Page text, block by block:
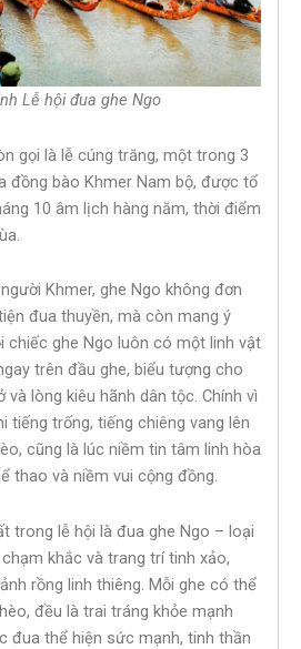
Lễ hội đua ghe Ngo
gọi là lễ cúng trăng, một trong 3
đồng bào Khmer Nam bộ, được tổ
10 âm lịch hàng năm, thời điểm
Khmer, ghe Ngo không đơn
đua thuyền, mà còn mang ý
chiếc ghe Ngo luôn có một linh vật
trên đầu ghe, biểu tượng cho
lòng kiêu hãnh dân tộc. Chính vì
tiếng trống, tiếng chiêng vang lên
cũng là lúc niềm tin tâm linh hòa
thao và niềm vui cộng đồng.
trong lễ hội là đua ghe Ngo – loại
khắc và trang trí tinh xảo,
rồng linh thiêng. Mỗi ghe có thể
đều là trai tráng khỏe mạnh
đua thể hiện sức mạnh, tinh thần